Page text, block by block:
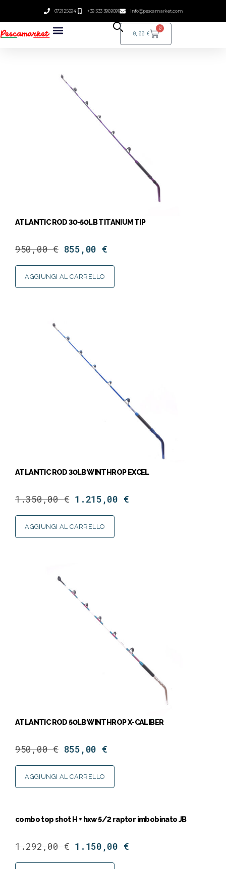
0721 25694 +39 333 3969091 info@pescamarket.com
0,00€
0
ATLANTIC ROD 30-50LB TITANIUM TIP
950,00€ 855,00 €
AGGIUNGI AL CARRELLO
ATLANTIC ROD 30LB WINTHROP EXCEL
1.350,00€ 1.215,00 €
AGGIUNGI AL CARRELLO
ATLANTIC ROD 50LB WINTHROP X-CALIBER
950,00€ 855,00 €
AGGIUNGI AL CARRELLO
combo top shot H + hxw 5/2 raptor imbobinato JB
1.292,00€ 1.150,00 €